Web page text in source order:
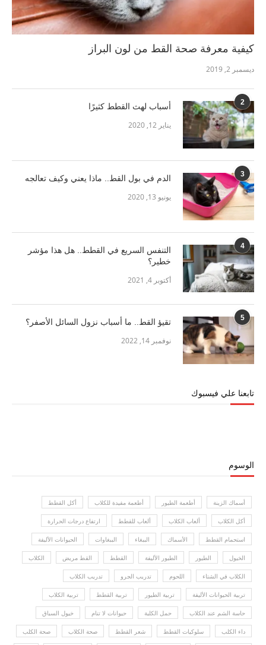
كيفية معرفة صحة القط من لون البراز
ديسمبر 2, 2019
2 أسباب لهث القطط كثيرًا
يناير 12, 2020
3 الدم في بول القط.. ماذا يعني وكيف تعالجه
يونيو 13, 2020
4
التنفس السريع في القطط.. هل هذا مؤشر
خطير؟
أكتوبر 4, 2021
5 تقيؤ القط.. ما أسباب نزول السائل الأصفر؟
نوفمبر 14, 2022
تابعنا علي فيسبوك
الوسوم
أسماك الزينة أطعمة الطيور أطعمة مفيدة للكلاب أكل القطط
أكل الكلاب ألعاب الكلاب ألعاب للقطط ارتفاع درجات الحرارة
استحمام القطط الأسماك الببغاء الببغاوات الحيوانات الأليفة
الخيول الطيور الطيور الأليفة القطط القط مريض الكلاب
الكلاب في الشتاء اللحوم تدريب الجرو تدريب الكلاب
تربية الحيوانات الأليفة تربية الطيور تربية القطط تربية الكلاب
حاسة الشم عند الكلاب حمل الكلبة حيوانات لا تنام خيول السباق
داء الكلب سلوكيات القطط شعر القطط صحة الكلاب صحة الكلب